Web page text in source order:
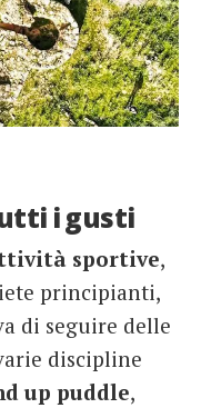
i gusti
sportive,
principianti,
di seguire delle
discipline
up puddle,